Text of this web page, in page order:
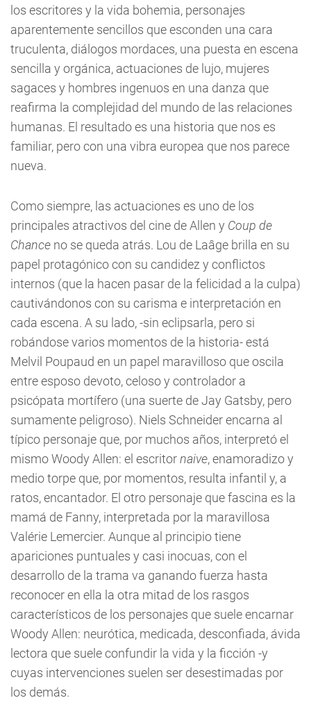
los escritores y la vida bohemia, personajes
aparentemente sencillos que esconden una cara
truculenta, diálogos mordaces, una puesta en escena
sencilla y orgánica, actuaciones de lujo, mujeres
sagaces y hombres ingenuos en una danza que
reafirma la complejidad del mundo de las relaciones
humanas. El resultado es una historia que nos es
familiar, pero con una vibra europea que nos parece
nueva.
Como siempre, las actuaciones es uno de los
principales atractivos del cine de Allen y Coup de
Chance no se queda atrás. Lou de Laâge brilla en su
papel protagónico con su candidez y conflictos
internos (que la hacen pasar de la felicidad a la culpa)
cautivándonos con su carisma e interpretación en
cada escena. A su lado, -sin eclipsarla, pero si
robándose varios momentos de la historia- está
Melvil Poupaud en un papel maravilloso que oscila
entre esposo devoto, celoso y controlador a
psicópata mortífero (una suerte de Jay Gatsby, pero
sumamente peligroso). Niels Schneider encarna al
típico personaje que, por muchos años, interpretó el
mismo Woody Allen: el escritornaive, enamoradizo y
medio torpe que, por momentos, resulta infantil y, a
ratos, encantador. El otro personaje que fascina es la
mamá de Fanny, interpretada por la maravillosa
Valérie Lemercier. Aunque al principio tiene
apariciones puntuales y casi inocuas, con el
desarrollo de la trama va ganando fuerza hasta
reconocer en ella la otra mitad de los rasgos
característicos de los personajes que suele encarnar
Woody Allen: neurótica, medicada, desconfiada, ávida
lectora que suele confundir la vida y la ficción -y
cuyas intervenciones suelen ser desestimadas por
los demás.